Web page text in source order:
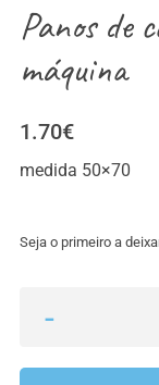
Panos de
máquina
1.70€
medida 50×70
Seja o primeiro a